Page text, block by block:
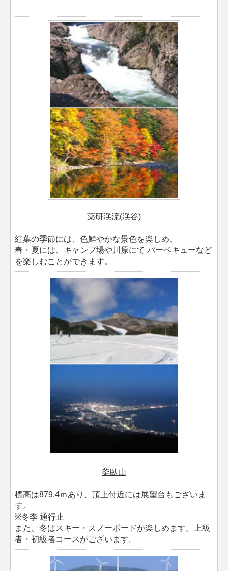
薬研渓流(渓谷)
紅葉の季節には、色鮮やかな景色を楽しめ、
春・夏には、キャンプ場や川原にて バーベキューなど
を楽しむことができます。
釜臥山
標高は879.4ｍあり、頂上付近には展望台もございま
す。
※冬季 通行止
また、冬はスキー・スノーボードが楽しめます。上級
者・初級者コースがございます。